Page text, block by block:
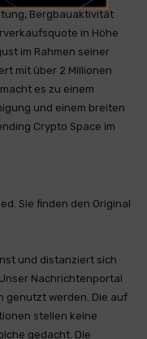
Bergbauaktivität
in Höhe
im Rahmen seiner
mit über 2 Millionen
es zu einem
und einem breiten
Crypto Space im
Sie finden den Original
und distanziert sich
Nachrichtenportal
genutzt werden. Die auf
stellen keine
gedacht. Die